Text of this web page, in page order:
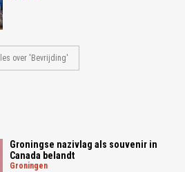
over 'Bevrijding'
Groningse nazivlag als souvenir in
Canada belandt
groningen